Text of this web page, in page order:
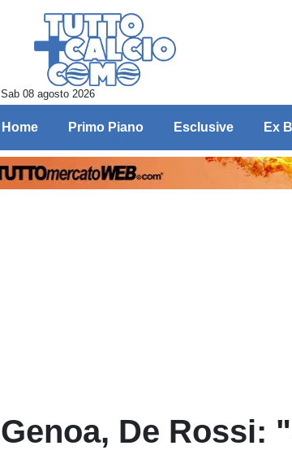
Sab 08 agosto 2026
Home Primo Piano Esclusive Ex
Genoa, De Rossi: